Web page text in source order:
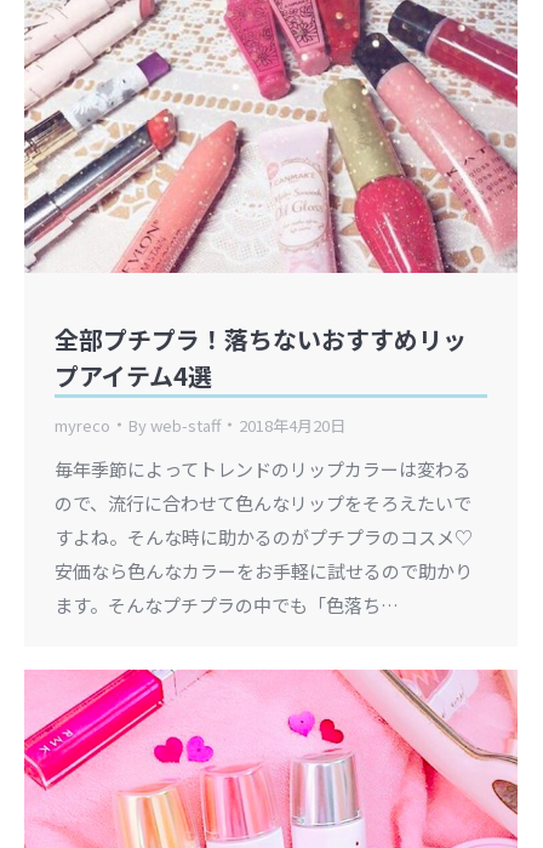
全部プチプラ！落ちないおすすめリッ
プアイテム4選
myreco Byweb-staff 2018年4月20日
毎年季節によってトレンドのリップカラーは変わる
ので、流行に合わせて色んなリップをそろえたいで
すよね。そんな時に助かるのがプチプラのコスメ♡
安価なら色んなカラーをお手軽に試せるので助かり
ます。そんなプチプラの中でも「色落ち…